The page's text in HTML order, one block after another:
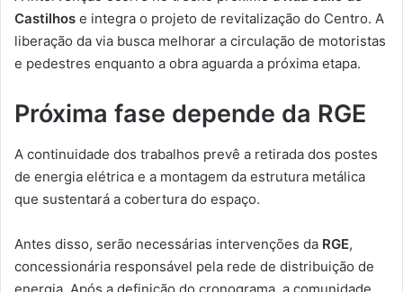
Castilhos e integra o projeto de revitalização do Centro. A
liberação da via busca melhorar a circulação de motoristas
e pedestres enquanto a obra aguarda a próxima etapa.
Próxima fase depende da RGE
A continuidade dos trabalhos prevê a retirada dos postes
de energia elétrica e a montagem da estrutura metálica
que sustentará a cobertura do espaço.
Antes disso, serão necessárias intervenções da RGE,
concessionária responsável pela rede de distribuição de
energia. Após a definição do cronograma, a comunidade